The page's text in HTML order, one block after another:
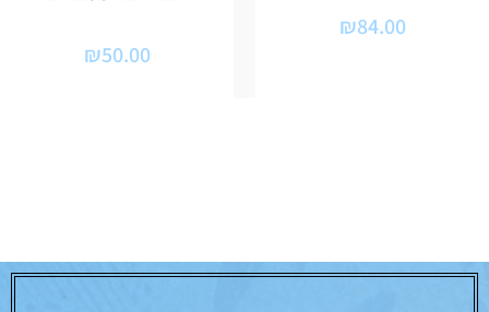
₪84.00
₪50.00